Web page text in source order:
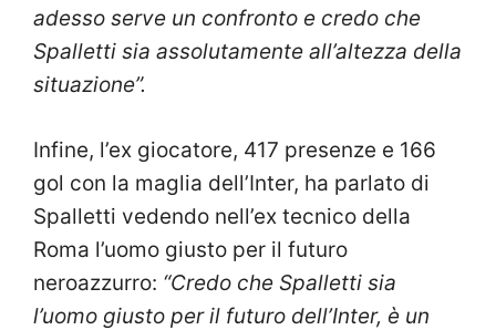
adesso serve un confronto e credo che
Spalletti sia assolutamente all’altezza della
situazione”.
Infine, l’ex giocatore, 417 presenze e 166
gol con la maglia dell’Inter, ha parlato di
Spalletti vedendo nell’ex tecnico della
Roma l’uomo giusto per il futuro
neroazzurro: “Credo che Spalletti sia
l’uomo giusto per il futuro dell’Inter, è un